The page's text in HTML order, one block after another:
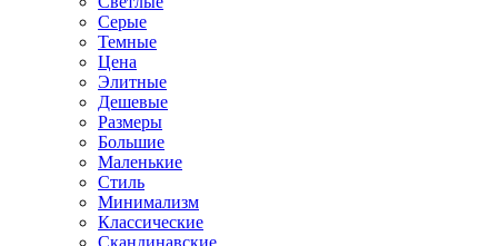
Серые
Темные
Цена
Элитные
Дешевые
Размеры
Большие
Маленькие
Стиль
Минимализм
Классические
Скандинавские